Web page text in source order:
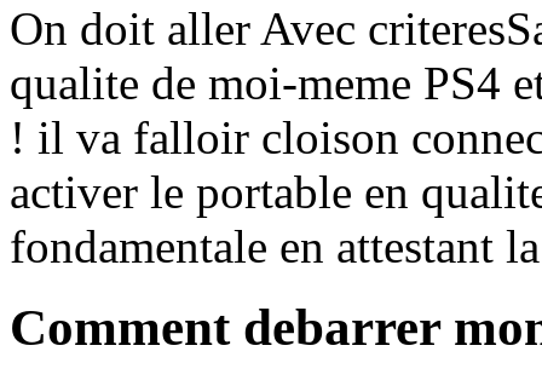
On doit aller Avec
qualite de moi-meme PS4
! il va falloir cloison
activer le portable en
fondamentale en attestant
Comment debarrer